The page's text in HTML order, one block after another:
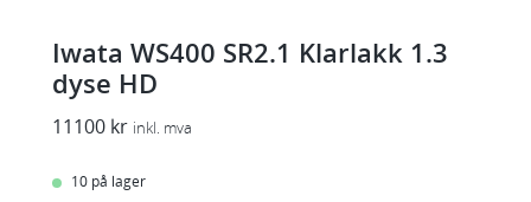
Iwata WS400 SR2.1 Klarlakk 1.3
dyse HD
11100 kr inkl. mva
10 på lager